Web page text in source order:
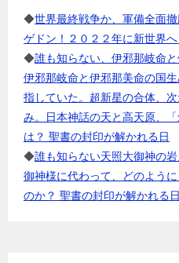
◆世界最終戦争か、軍備全面
ゲドン！２０２２年に新世界
◆誰も知らない、伊邪那岐命
伊邪那岐命と伊邪那美命の国
指していた。超新星の合体、
み。日本神話の天と高天原、
は？ 聖書の封印が解かれる日
◆誰も知らない天照大御神の
御神様に代わって、どのよう
のか？ 聖書の封印が解かれる日